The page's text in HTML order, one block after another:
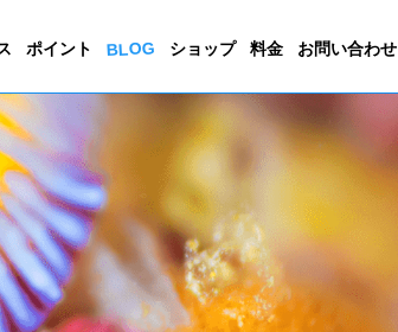
ポイント BLOG ショップ 料金 お問い合わせ